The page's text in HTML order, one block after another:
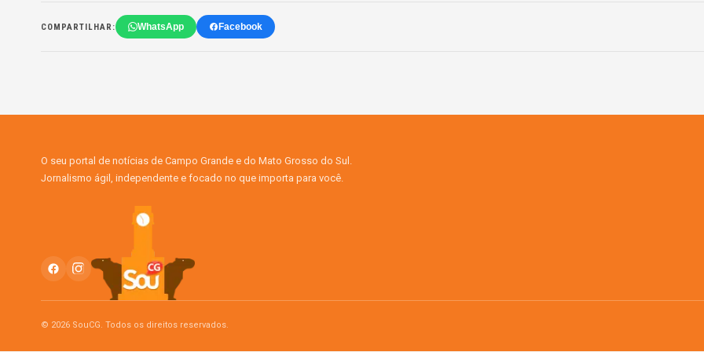
COMPARTILHAR: WhatsApp Facebook
O seu portal de notícias de Campo Grande e do Mato Grosso do Sul.
Jornalismo ágil, independente e focado no que importa para você.
© 2026 SouCG. Todos os direitos reservados.